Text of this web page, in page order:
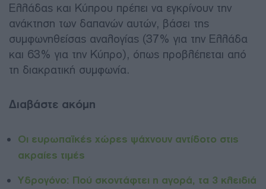
Ελλάδας και Κύπρου πρέπει να εγκρίνουν την
ανάκτηση των δαπανών αυτών, βάσει της
συμφωνηθείσας αναλογίας (37% για την Ελλάδα
και 63% για την Κύπρο), όπως προβλέπεται από
τη διακρατική συμφωνία.
Διαβάστε ακόμη
Οι ευρωπαϊκές χώρες ψάχνουν αντίδοτο στις
ακραίες τιμές
Υδρογόνο: Πού σκοντάφτει η αγορά, τα 3 κλειδιά